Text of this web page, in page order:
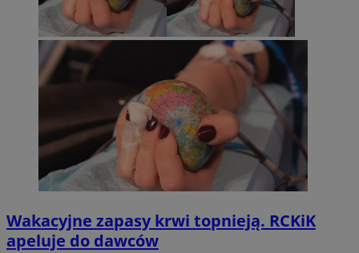
Wakacyjne zapasy krwi topnieją. RCKiK
apeluje do dawców